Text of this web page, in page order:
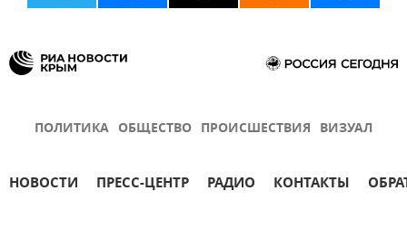
ПОЛИТИКА ОБЩЕСТВО ПРОИСШЕСТВИЯ ВИЗУАЛ
НОВОСТИ ПРЕСС-ЦЕНТР РАДИО КОНТАКТЫ